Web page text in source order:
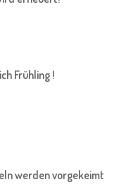
Frühling !
werden vorgekeimt